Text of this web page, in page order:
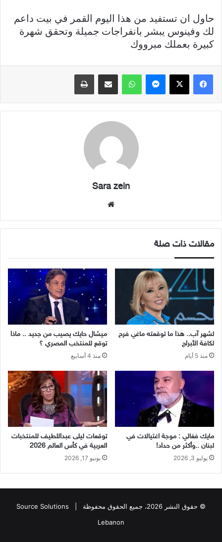
حاول ان تستفيد من هذا اليوم القمر في بيت داعم
لك وفينوس يبشر بانفراجات جميلة وتحقق شهرة
كبيرة بعملك مبرووك
فيسبوك X ماسنجر واتساب مشاركة عبر البريد طباعة
Sara zein
مقالات ذات صلة
لشهر آب.. هذا ما توقعته ماغي فرح
لكافة الأبراج
منذ 5 أيام
ميشال حايك يصيب من جديد .. ماذا
توقع للمنتخب المصري ؟
منذ 4 أسابيع
مايك فغالي : موجة اغتيالات في
لبنان ..وأكثر من حداد!
يوليو 3, 2026
توقعات ليلى عبداللطيف للمنتخبات
العربية في كأس العالم 2026
يونيو 17, 2026
© حقوق النشر 2026، جميع الحقوق محفوظة |
Source Solutions
Lebanon